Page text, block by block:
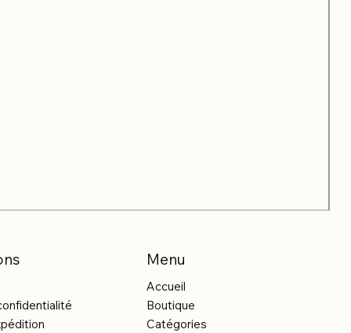
Menu
Accueil
Boutique
Catégories